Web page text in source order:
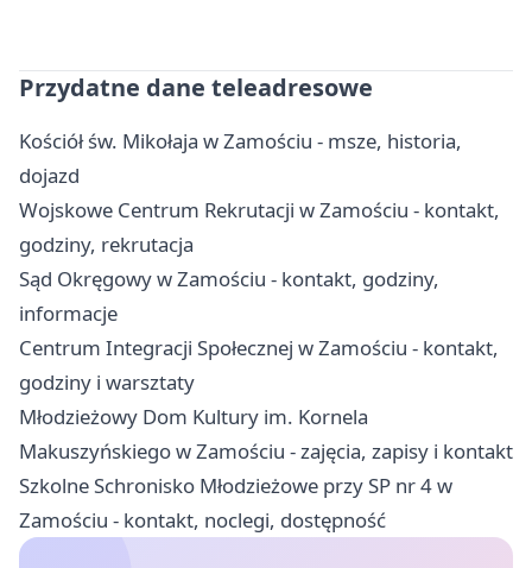
Przydatne dane teleadresowe
Kościół św. Mikołaja w Zamościu - msze, historia,
dojazd
Wojskowe Centrum Rekrutacji w Zamościu - kontakt,
godziny, rekrutacja
Sąd Okręgowy w Zamościu - kontakt, godziny,
informacje
Centrum Integracji Społecznej w Zamościu - kontakt,
godziny i warsztaty
Młodzieżowy Dom Kultury im. Kornela
Makuszyńskiego w Zamościu - zajęcia, zapisy i kontakt
Szkolne Schronisko Młodzieżowe przy SP nr 4 w
Zamościu - kontakt, noclegi, dostępność